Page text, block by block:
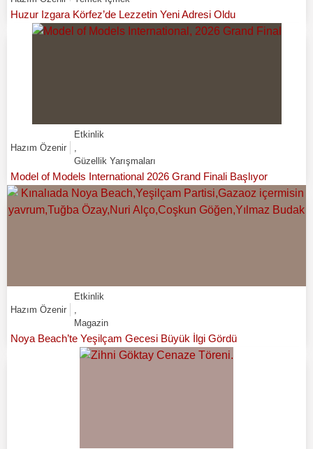
Huzur Izgara Körfez’de Lezzetin Yeni Adresi Oldu
Hazım Özenir
Etkinlik
,
Güzellik Yarışmaları
Model of Models International 2026 Grand Finali Başlıyor
Hazım Özenir
Etkinlik
,
Magazin
Noya Beach’te Yeşilçam Gecesi Büyük İlgi Gördü